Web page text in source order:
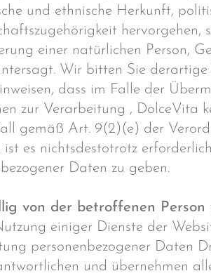
und ethnische Herkunft,
einer natürlichen Person,
Wir bitten Sie
dass im Falle der
zur Verarbeitung , DolceVita
gemäß Art. 9(2)(e) der
ist es nichtsdestotrotz
Daten zu geben.
von der betroffenen
einiger Dienste der
personenbezogener Daten
und übernehmen